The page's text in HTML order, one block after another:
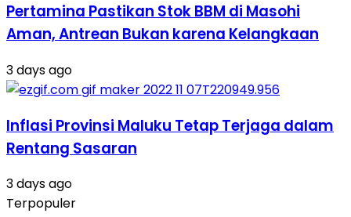
Pertamina Pastikan Stok BBM di Masohi
Aman, Antrean Bukan karena Kelangkaan
3 days ago
Inflasi Provinsi Maluku Tetap Terjaga dalam
Rentang Sasaran
3 days ago
Terpopuler